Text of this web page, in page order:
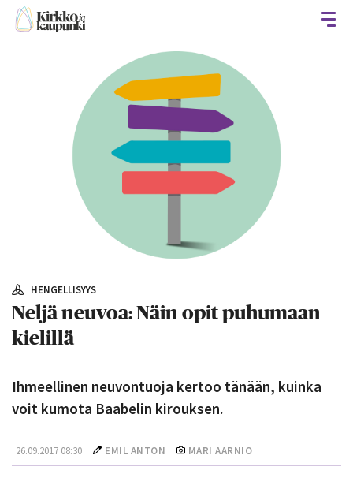
HENGELLISYYS
Neljä neuvoa: Näin opit puhumaan
kielillä
Ihmeellinen neuvontuoja kertoo tänään, kuinka
voit kumota Baabelin kirouksen.
26.09.2017 08:30 EMIL ANTON MARI AARNIO